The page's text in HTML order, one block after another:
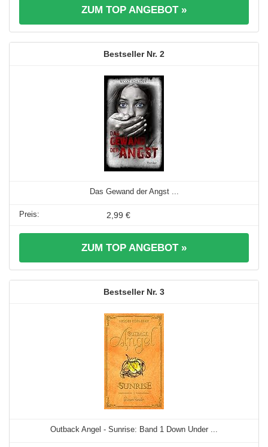
ZUM TOP ANGEBOT »
2
Das Gewand der Angst ...
2,99 €
ZUM TOP ANGEBOT »
3
Outback Angel - Sunrise: Band 1 Down Under ...